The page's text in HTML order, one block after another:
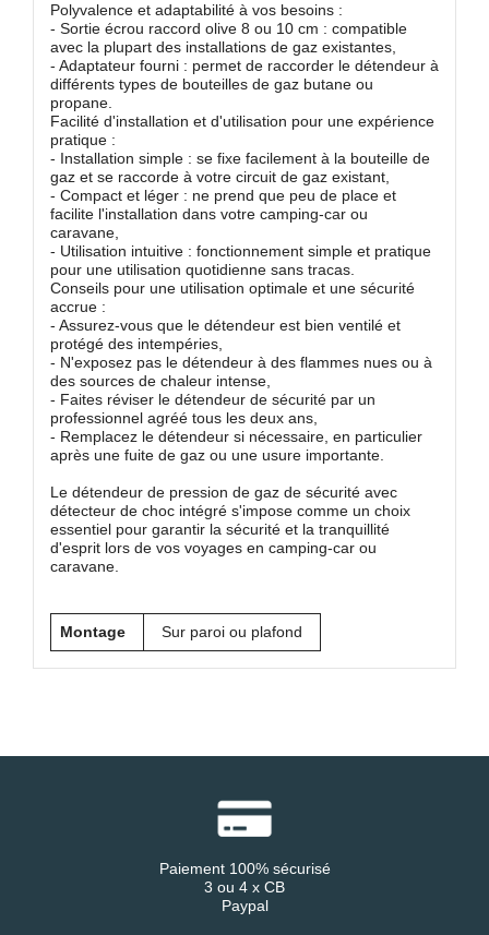
Polyvalence et adaptabilité à vos besoins :
- Sortie écrou raccord olive 8 ou 10 cm : compatible
avec la plupart des installations de gaz existantes,
- Adaptateur fourni : permet de raccorder le détendeur à
différents types de bouteilles de gaz butane ou
propane.
Facilité d'installation et d'utilisation pour une expérience
pratique :
- Installation simple : se fixe facilement à la bouteille de
gaz et se raccorde à votre circuit de gaz existant,
- Compact et léger : ne prend que peu de place et
facilite l'installation dans votre camping-car ou
caravane,
- Utilisation intuitive : fonctionnement simple et pratique
pour une utilisation quotidienne sans tracas.
Conseils pour une utilisation optimale et une sécurité
accrue :
- Assurez-vous que le détendeur est bien ventilé et
protégé des intempéries,
- N'exposez pas le détendeur à des flammes nues ou à
des sources de chaleur intense,
- Faites réviser le détendeur de sécurité par un
professionnel agréé tous les deux ans,
- Remplacez le détendeur si nécessaire, en particulier
après une fuite de gaz ou une usure importante.
Le détendeur de pression de gaz de sécurité avec
détecteur de choc intégré s'impose comme un choix
essentiel pour garantir la sécurité et la tranquillité
d'esprit lors de vos voyages en camping-car ou
caravane.
Montage Sur paroi ou plafond
Paiement 100% sécurisé
3 ou 4 x CB
Paypal